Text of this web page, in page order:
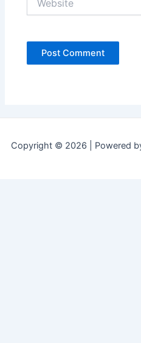
Copyright © 2026 | Powered